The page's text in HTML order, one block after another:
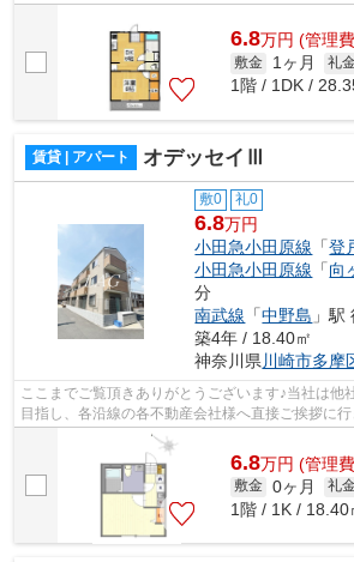
様へ提供しております！最新の情報は...
6.8万円 (管理
敷金 1ヶ月 礼
1階 / 1DK /
賃貸 | アパート オデッセイⅢ
敷0 礼0
6.8万円
小田急小田原線 「登
小田急小田原線 「向
分
南武線 「中野島 」駅
築4年 / 18.40㎡
神奈川県川崎市多摩
ここまでご覧頂きありがとうございます♪当社は他
目指し、各沿線の各不動産会社様へ直接ご挨拶に
客様へ提供しております！最新の情報...
6.8万円 (管理
敷金 0ヶ月 礼
1階 / 1K / 18.40